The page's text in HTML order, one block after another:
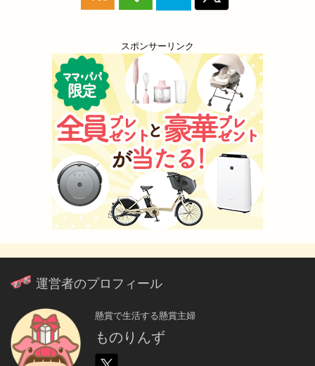
スポンサーリンク
運営者のプロフィール
懸賞で生活する懸賞主婦
ものりんず